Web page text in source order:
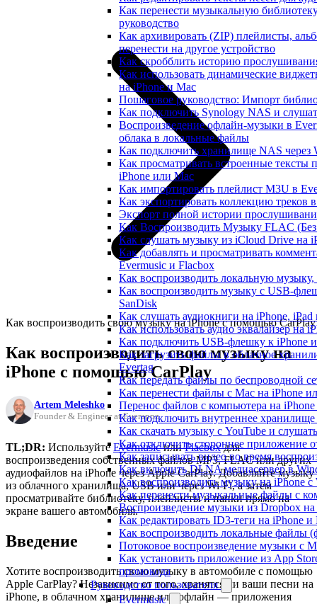
Как перенести музыкальную
руководство
Как архивировать (ZIP) плейлисты,
перенести на другое устройство
Как скробблить историю
Как использовать динамические
на iPhone и Mac
Пошаговое руководство: Импорт
Как подключить Synology NAS и
Воспроизведение офлайн-музыки в
облака в локальные файлы
Как подключить хранилище NAS через
Как просматривать встроенные
iPhone или Mac
Как импортировать плейлист M3U в
Как экспортировать коллекцию
Экспорт полной истории
Как Воспроизводить Музыку FLAC
Как слушать музыку из iCloud Drive на
Как добавлять и просматривать
Evermusic и Flacbox
Как воспроизводить локальную
Как воспроизводить музыку с USB-
SanDisk
Как слушать аудиокниги на iPhone,
Как использовать аудио эквалайзер на
Как подключить USB-флешку к iPhone
Как загрузить файлы в облачное
Evertag
Как передать файлы по беспроводной
Как перенести файлы с Mac на iPhone
Перенос файлов с компьютера на
Как подключить внутреннее
Как скачать музыку с YouTube и
Как отключить стороннее приложение
Как записывать видео во время
Как включить DLNA медиасервер в
Как воспроизводить музыку на iPhone
Как перенести музыкальные файлы с
Воспроизведение музыки из Dropbox
Как редактировать ID3-теги на iPhone и
Как воспроизводить локальные файлы
Потоковое воспроизведение музыки с
Как установить приложение из App
промокода
Руководство пользователя
Evermusic
Как воспроизводить свою музыку на iPhone с помощью CarPlay
Как воспроизводить свою музыку на
iPhone с помощью CarPlay
Artem Meleshko
Founder & Engineer at Everappz
TL;DR: ИспользуйтеEvermusicилиFlacboxдля
воспроизведения собственных файлов MP3, FLAC или других
аудиофайлов на iPhone через Apple CarPlay. Добавляйте музыку
из облачного хранилища, USB или через Wi-Fi, а затем
просматривайте библиотеку, плейлисты и папки прямо на
экране вашего автомобиля.
Введение
Хотите воспроизводить свою музыку в автомобиле с помощью
Apple CarPlay? Независимо от того, хранятся ли ваши песни на
iPhone, в облачном хранилище или офлайн — приложения